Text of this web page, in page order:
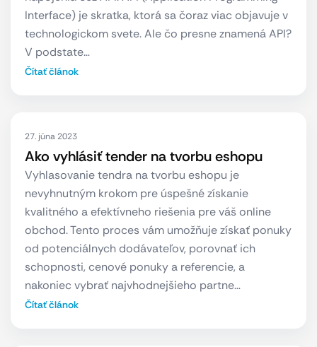
Interface) je skratka, ktorá sa čoraz viac objavuje v
technologickom svete. Ale čo presne znamená API?
V podstate…
Čítať článok
27. júna 2023
Ako vyhlásiť tender na tvorbu eshopu
Vyhlasovanie tendra na tvorbu eshopu je
nevyhnutným krokom pre úspešné získanie
kvalitného a efektívneho riešenia pre váš online
obchod. Tento proces vám umožňuje získať ponuky
od potenciálnych dodávateľov, porovnať ich
schopnosti, cenové ponuky a referencie, a
nakoniec vybrať najvhodnejšieho partne…
Čítať článok